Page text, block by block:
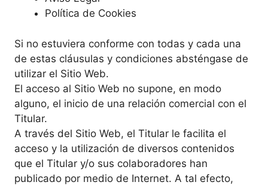
Política de Cookies
Si no estuviera conforme con todas y cada una
de estas cláusulas y condiciones absténgase de
utilizar el Sitio Web.
El acceso al Sitio Web no supone, en modo
alguno, el inicio de una relación comercial con el
Titular.
A través del Sitio Web, el Titular le facilita el
acceso y la utilización de diversos contenidos
que el Titular y/o sus colaboradores han
publicado por medio de Internet. A tal efecto,